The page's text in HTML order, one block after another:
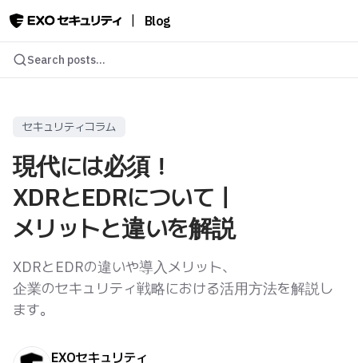
Blog
Search posts...
セキュリティコラム
現代には必須！
XDRとEDRについて｜
メリットと違いを解説
XDRとEDRの違いや導入メリット、
企業のセキュリティ戦略における活用方法を解説し
ます。
EXOセキュリティ